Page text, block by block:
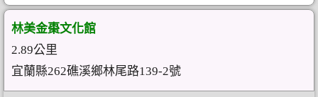
林美金棗文化館
2.89公里
宜蘭縣262礁溪鄉林尾路139-2號